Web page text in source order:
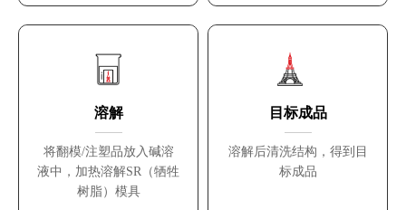
溶解
将翻模/注塑品放入碱溶
液中，加热溶解SR（牺牲
树脂）模具
目标成品
溶解后清洗结构，得到目
标成品